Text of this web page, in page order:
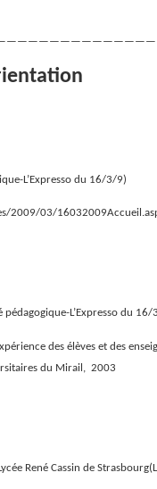
L’Expresso du 16/3/9)
2009/03/
L’Expresso du 16/
des élèves et des
du Mirail, 2003
René Cassin de Strasbourg